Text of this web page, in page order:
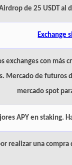
Airdrop de 25 USDT
Exchange
exchanges con más
Mercado de futuros
mercado spot
APY en staking.
realizar una